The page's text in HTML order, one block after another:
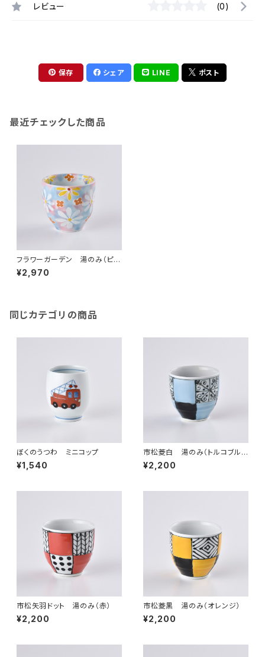
レビュー (0)
保存 シェア LINE ポスト
最近チェックした商品
フラワーガーデン 湯のみ（ピン
ク）
¥2,970
同じカテゴリの商品
ぼくのうつわ ミニコップ
¥1,540
市松菱白 湯のみ（トルコブル
ー）
¥2,200
市松矢羽ドット 湯のみ（赤）
¥2,200
市松菱黒 湯のみ（オレンジ）
¥2,200